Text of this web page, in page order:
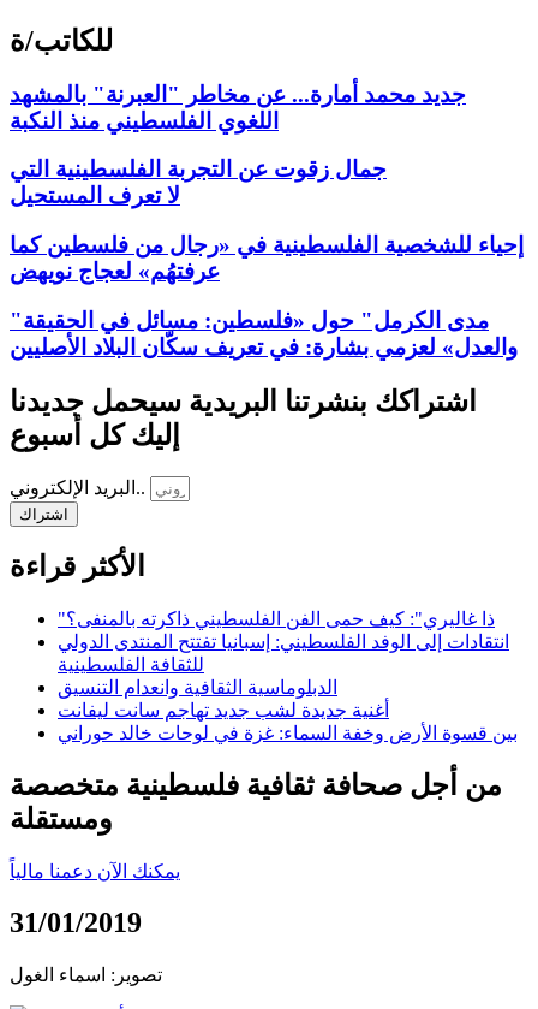
للكاتب/ة
جديد محمد أمارة... عن مخاطر "العبرنة" بالمشهد
اللغوي الفلسطيني منذ النكبة
جمال زقوت عن التجربة الفلسطينية التي
لا تعرف المستحيل
إحياء للشخصية الفلسطينية في «رجال من فلسطين كما
عرفتهُم» لعجاج نويهض
"مدى الكرمل" حول «فلسطين: مسائل في الحقيقة
والعدل» لعزمي بشارة: في تعريف سكّان البلاد الأصليين
اشتراكك بنشرتنا البريدية سيحمل جديدنا
إليك كل أسبوع
البريد الإلكتروني..
اشتراك
الأكثر قراءة
"ذا غاليري": كيف حمى الفن الفلسطيني ذاكرته بالمنفى؟
انتقادات إلى الوفد الفلسطيني: إسبانيا تفتتح المنتدى الدولي
للثقافة الفلسطينية
الدبلوماسية الثقافية وانعدام التنسيق
أغنية جديدة لشب جديد تهاجم سانت ليفانت
بين قسوة الأرض وخفة السماء: غزة في لوحات خالد حوراني
من أجل صحافة ثقافية فلسطينية متخصصة
ومستقلة
يمكنك الآن دعمنا مالياً
31/01/2019
تصوير: اسماء الغول